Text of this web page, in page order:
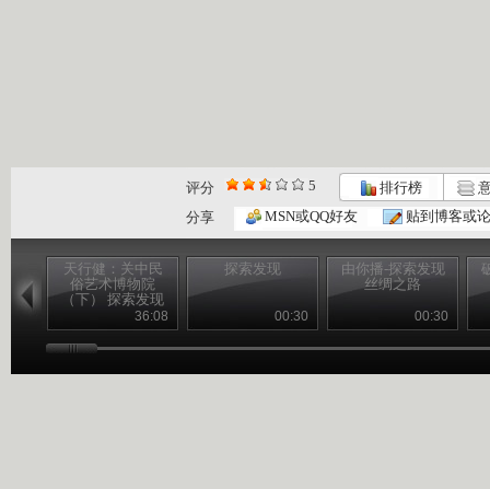
评分 5 排行榜
分享
MSN或QQ好友 贴到博客或
天行健：关中民
俗艺术博物院
（下） 探索发现
2011022836:08
探索发现
00:30
由你播-探索发现
丝绸之路
00:30